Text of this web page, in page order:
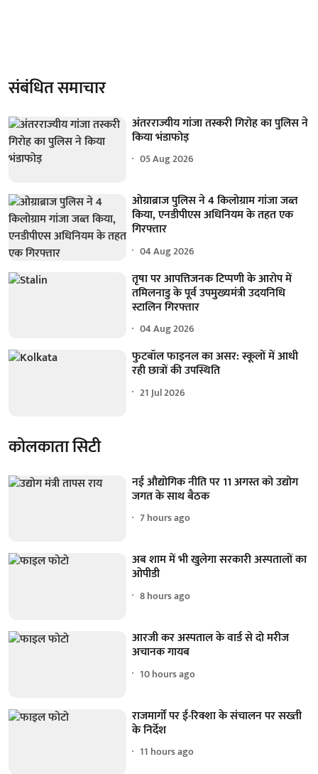
संबंधित समाचार
अंतरराज्यीय गांजा तस्करी गिरोह का पुलिस ने
किया भंडाफोड़
05 Aug 2026
ओग्राब्राज पुलिस ने 4 किलोग्राम गांजा जब्त
किया, एनडीपीएस अधिनियम के तहत एक
गिरफ्तार
04 Aug 2026
तृषा पर आपत्तिजनक टिप्पणी के आरोप में
तमिलनाडु के पूर्व उपमुख्यमंत्री उदयनिधि
स्टालिन गिरफ्तार
04 Aug 2026
फुटबॉल फाइनल का असर: स्कूलों में आधी
रही छात्रों की उपस्थिति
21 Jul 2026
कोलकाता सिटी
नई औद्योगिक नीति पर 11 अगस्त को उद्योग
जगत के साथ बैठक
7 hours ago
अब शाम में भी खुलेगा सरकारी अस्पतालों का
ओपीडी
8 hours ago
आरजी कर अस्पताल के वार्ड से दो मरीज
अचानक गायब
10 hours ago
राजमार्गों पर ई-रिक्शा के संचालन पर सख्ती
के निर्देश
11 hours ago